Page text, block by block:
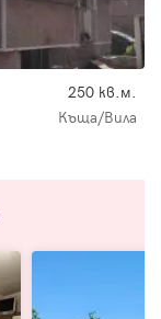
250 кв.м.
Къща/Вила